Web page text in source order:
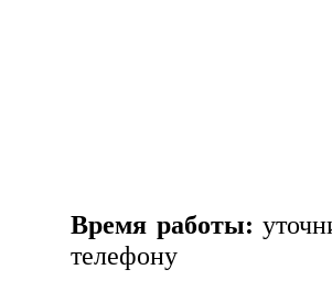
Время работы:
телефону